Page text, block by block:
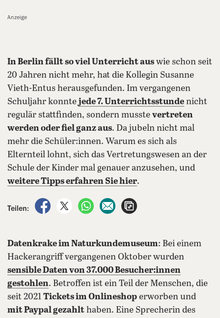
Anzeige
In Berlin fällt so viel Unterricht aus wie schon seit
20 Jahren nicht mehr, hat die Kollegin Susanne
Vieth-Entus herausgefunden. Im vergangenen
Schuljahr konntejede 7. Unterrichtsstunde nicht
regulär stattfinden, sondern musste vertreten
werden oder fiel ganz aus. Da jubeln nicht mal
mehr die Schüler:innen. Warum es sich als
Elternteil lohnt, sich das Vertretungswesen an der
Schule der Kinder mal genauer anzusehen, und
weitere Tipps erfahren Sie hier.
Teilen:
auf Facebook teilen
auf X teilenper WhatsApp teilen
per E-Mail teilen
Datenkrake im Naturkundemuseum: Bei einem
Hackerangriff vergangenen Oktober wurden
sensible Daten von 37.000 Besucher:innen
gestohlen. Betroffen ist ein Teil der Menschen, die
seit 2021 Tickets im Onlineshop erworben und
mit Paypal gezahlt haben. Eine Sprecherin des